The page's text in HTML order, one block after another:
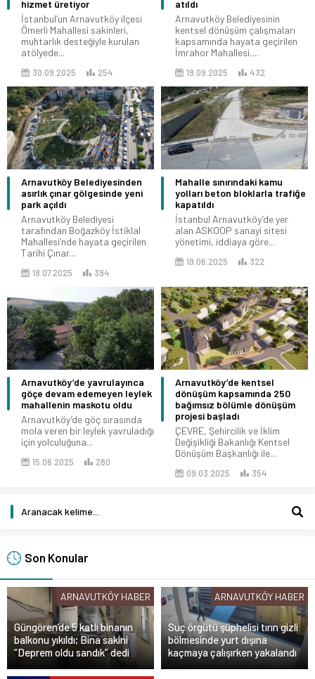
hizmet üretiyor
İstanbul’un Arnavutköy ilçesi
Ömerli Mahallesi sakinleri,
muhtarlık desteğiyle kurulan
atölyede...
30.09.2025 254
atıldı
Arnavutköy Belediyesinin
kentsel dönüşüm çalışmaları
kapsamında hayata geçirilen
İmrahor Mahallesi,...
19.09.2025 432
Arnavutköy Belediyesinden
asırlık çınar gölgesinde yeni
park açıldı
Arnavutköy Belediyesi
tarafından Boğazköy İstiklal
Mahallesi’nde hayata geçirilen
Tarihi Çınar...
18.07.2025 394
Mahalle sınırındaki kamu
yolları beton bloklarla trafiğe
kapatıldı
İstanbul Arnavutköy’de yer
alan ASKOOP sanayi sitesi
yönetimi, iddiaya göre...
19.06.2025 322
Arnavutköy’de yavrulayınca
göçe devam edemeyen leylek
mahallenin maskotu oldu
Arnavutköy’de göç sırasında
mola veren bir leylek yavruladığı
için yolculuğuna...
15.06.2025 280
Arnavutköy’de kentsel
dönüşüm kapsamında 250
bağımsız bölümle dönüşüm
projesi başladı
ÇEVRE, Şehircilik ve İklim
Değişikliği Bakanlığı Kentsel
Dönüşüm Başkanlığı ile...
09.03.2025 354
Son Konular
ARNAVUTKÖY HABER
Güngören’de 5 katlı binanın
balkonu yıkıldı; Bina sakini
“Deprem oldu sandık” dedi
ARNAVUTKÖY HABER
Suç örgütü şüphelisi tırın gizli
bölmesinde yurt dışına
kaçmaya çalışırken yakalandı